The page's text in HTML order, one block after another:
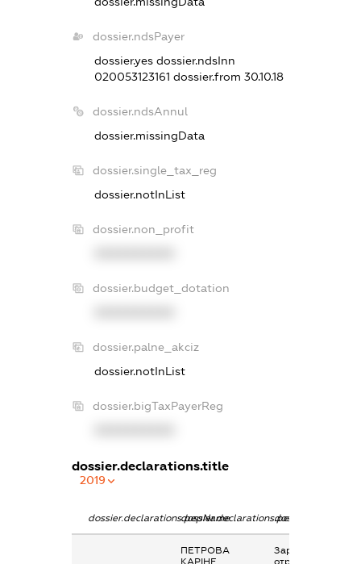
dossier.ndsPayer
dossier.yesdossier.ndsInn
020053123161dossier.from 30.10.18
dossier.ndsAnnul
dossier.missingData
dossier.single_tax_reg
dossier.notInList
dossier.non_profit
dossier.budget_dotation
dossier.palne_akciz
dossier.notInList
dossier.bigTaxPayerReg
dossier.declarations.title
2019
dossier.declarations.pepNamedossier.declarations.personName
ПЕТРОВА
КАРІНЕ
Заробітна плата
отримана за